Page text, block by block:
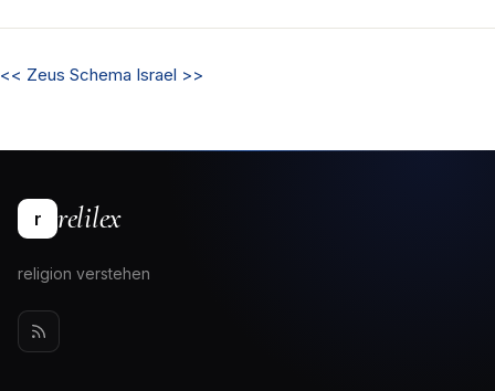
<< Zeus Schema Israel >>
r relilex
religion verstehen